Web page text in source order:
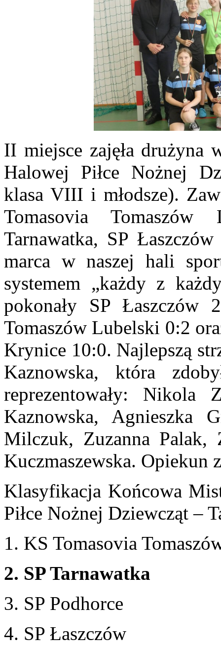
II miejsce zajęła drużyna
Halowej Piłce Nożnej
klasa VIII i młodsze).
Tomasovia
Tarnawatka, SP
marca w naszej hali
systemem „każdy z
pokonały SP Łaszczów
Tomaszów Lubelski 0:2
Krynice 10:0. Najlepszą
Kaznowska, która
reprezentowały: Nikola
Kaznowska, Agnieszka
Milczuk, Zuzanna Palak,
Kuczmaszewska. Opiekun
Klasyfikacja Końcowa
Piłce Nożnej Dziewcząt –
1. KS Tomasovia
2. SP Tarnawatka
3. SP Podhorce
4. SP Łaszczów